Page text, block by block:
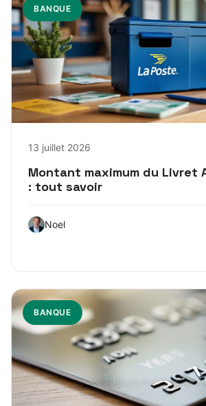
BANQUE
13 juillet 2026
Montant maximum du Livret
: tout savoir
Noel
BANQUE